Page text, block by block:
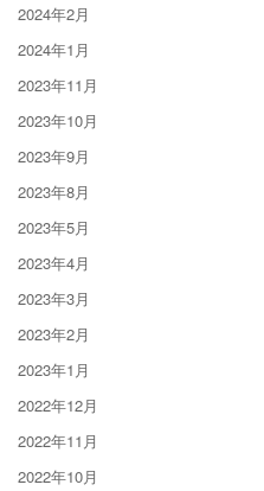
2024年2月
2024年1月
2023年11月
2023年10月
2023年9月
2023年8月
2023年5月
2023年4月
2023年3月
2023年2月
2023年1月
2022年12月
2022年11月
2022年10月